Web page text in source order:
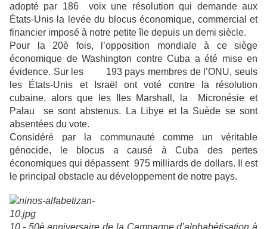
adopté par 186 voix une résolution qui demande aux
États-Unis la levée du blocus économique, commercial et
financier imposé à notre petite île depuis un demi siècle.
Pour la 20è fois, l’opposition mondiale à ce siège
économique de Washington contre Cuba a été mise en
évidence. Sur les 193 pays membres de l’ONU, seuls
les États-Unis et Israël ont voté contre la résolution
cubaine, alors que les Iles Marshall, la Micronésie et
Palau se sont abstenus. La Libye et la Suède se sont
absentées du vote.
Considéré par la communauté comme un véritable
génocide, le blocus a causé à Cuba des pertes
économiques qui dépassent 975 milliards de dollars. Il est
le principal obstacle au développement de notre pays.
10.- 50è anniversaire de la Campagne d’alphabétisation à